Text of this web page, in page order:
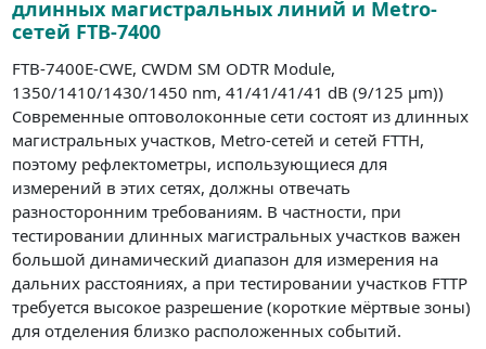
длинных магистральных линий и Metro-
сетей FTB-7400
FTB-7400E-CWE, CWDM SM ODTR Module,
1350/1410/1430/1450 nm, 41/41/41/41 dB (9/125 µm))
Современные оптоволоконные сети состоят из длинных
магистральных участков, Metro-сетей и сетей FTTH,
поэтому рефлектометры, использующиеся для
измерений в этих сетях, должны отвечать
разносторонним требованиям. В частности, при
тестировании длинных магистральных участков важен
большой динамический диапазон для измерения на
дальних расстояниях, а при тестировании участков FTTP
требуется высокое разрешение (короткие мёртвые зоны)
для отделения близко расположенных событий.